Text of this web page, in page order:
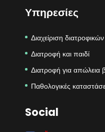
Υπηρεσίες
Διαχείριση
Διατροφή και παιδί
Διατροφή για απώλεια
Παθολογικές
Social